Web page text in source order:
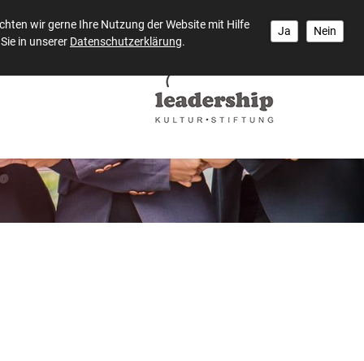
Nein
Ja
wir gerne Ihre Nutzung der Website mit Hilfe
in unserer Datenschutzerklärung.